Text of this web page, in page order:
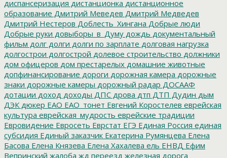
диспансеризация дистанционка дистанционное
образование Дмитрий Меведев Дмитрий Медведев
Дмитрий Нестеров Доблесть_Хингана Добрые люди
Добрые руки довыборы_в_Думу дождь документальный
фильм долг долги долги по зарплате долговая нагрузка
долгострои долгострой долевое строительство должники
дом офицеров дом престарелых домашние животные
допфинансирование дороги дорожная камера дорожные
знаки дорожные камеры дорожный радар ДОСААФ
дотации доход доходы ДПС дрова дтп ДТП Дудин дым
ДЭК дюкер ЕАО ЕАО_тонет Евгений Коростелев еврейская
культура еврейская_мудрость еврейские традиции
Евровидение Евросеть Еврстат ЕГЭ Единая Россия единая
субсидия Единый заказчик Екатерина Румянцева Елена
Басова Елена Князева Елена Хахалева ель ЕНВД Ефим
Вепринский жалоба жд переезд железная дорога